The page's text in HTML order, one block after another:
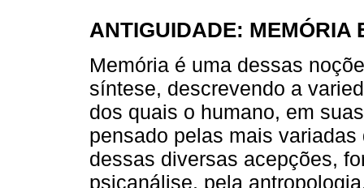
ANTIGUIDADE: MEMÓRIA
Memória é uma dessas
síntese, descrevendo a
dos quais o humano, em
pensado pelas mais
dessas diversas acepções,
psicanálise, pela